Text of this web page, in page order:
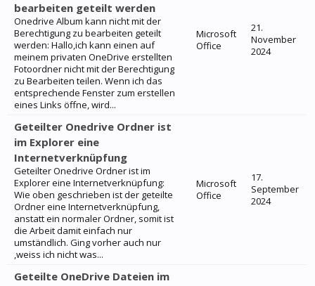
bearbeiten geteilt werden
Onedrive Album kann nicht mit der
Berechtigung zu bearbeiten geteilt
werden: Hallo,ich kann einen auf
meinem privaten OneDrive erstellten
Fotoordner nicht mit der Berechtigung
zu Bearbeiten teilen. Wenn ich das
entsprechende Fenster zum erstellen
eines Links öffne, wird...
Microsoft
Office
21.
November
2024
Geteilter Onedrive Ordner ist
im Explorer eine
Internetverknüpfung
Geteilter Onedrive Ordner ist im
Explorer eine Internetverknüpfung:
Wie oben geschrieben ist der geteilte
Ordner eine Internetverknüpfung,
anstatt ein normaler Ordner, somit ist
die Arbeit damit einfach nur
umständlich. Ging vorher auch nur
,weiss ich nicht was...
Microsoft
Office
17.
September
2024
Geteilte OneDrive Dateien im